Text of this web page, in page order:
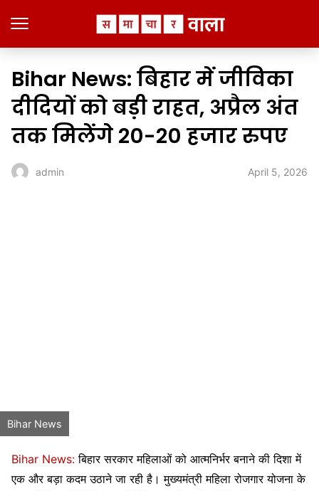
Bihar News: बिहार में जीविका
दीदियों को बड़ी राहत, अप्रैल अंत
तक मिलेंगे 20-20 हजार रुपए
admin April 5, 2026
Bihar News
Bihar News: बिहार सरकार महिलाओं को आत्मनिर्भर बनाने की दिशा में
एक और बड़ा कदम उठाने जा रही है। मुख्यमंत्री महिला रोजगार योजना के